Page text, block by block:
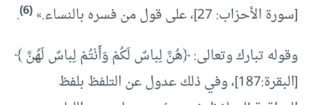
[سورة الأحزاب: 27]، على قول من فسره بالنساء.»
(6)
.
وقوله تبارك وتعالى: ﴿هُنَّ لِباسٌ لَكُمْ وَأَنْتُمْ لِباسٌ لَهُنَّ ﴾
[البقرة:187]، وفي ذلك عدول عن التلفظ بلفظ